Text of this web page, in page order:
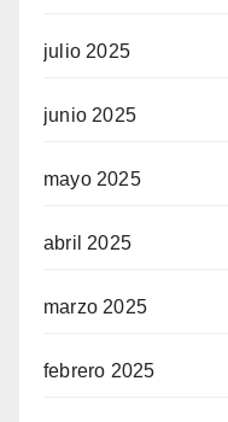
julio 2025
junio 2025
mayo 2025
abril 2025
marzo 2025
febrero 2025